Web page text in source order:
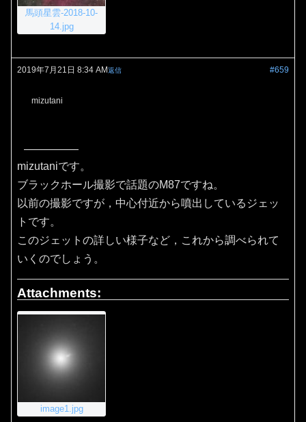
馬頭星雲-2018-10-
14.jpg
2019年7月21日 8:34 AM #659
返信
mizutani
mizutaniです。
ブラックホール撮影で話題のM87ですね。
以前の撮影ですが，中心付近から噴出しているジェッ
トです。
このジェットの詳しい様子など，これから調べられて
いくのでしょう。
Attachments:
image1.jpg